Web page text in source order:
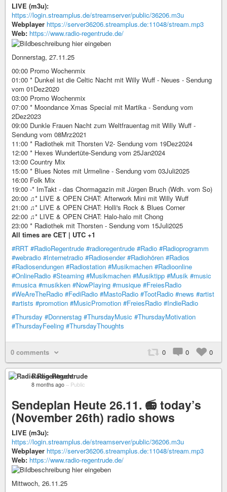
LIVE (m3u):
https://login.streamplus.de/streamserver/public/36206.m3u
Webplayer https://server36206.streamplus.de:11048/stream.mp3
Web: https://www.radio-regentrude.de/
Donnerstag, 27.11.25
00:00 Promo Wochenmix
01:00 * Dunkel ist die Celtic Nacht mit Willy Wuff - Neues - Sendung
vom 01Dez2020
03:00 Promo Wochenmix
07:00 * Moondance Xmas Special mit Martika - Sendung vom
2Dez2023
09:00 Dunkle Frauen Nacht zum Weltfrauentag mit Willy Wuff -
Sendung vom 08Mrz2021
11:00 * Radiothek mit Thorsten V2- Sendung vom 19Dez2024
12:00 * Hexes Wundertüte-Sendung vom 25Jan2024
13:00 Country Mix
15:00 * Blues Notes mit Urmeline - Sendung vom 03Juli2025
16:00 Folk Mix
19:00 -* ImTakt - das Chormagazin mit Jürgen Bruch (Wdh. vom So)
20:00 ♫* LIVE & OPEN CHAT: Afterwork Mini mit Willy Wuff
21:00 ♫* LIVE & OPEN CHAT: Holli's Rock & Blues Corner
22:00 ♫* LIVE & OPEN CHAT: Halo-halo mit Chong
23:00 * Radiothek mit Thorsten - Sendung vom 15Juli2025
All times are CET | UTC +1
#RRT #RadioRegentrude #radioregentrude #Radio #Radioprogramm
#webradio #Internetradio #Radiosender #Radiohören #Radios
#Radiosendungen #Radiostation #Musikmachen #Radioonline
#OnlineRadio #Steaming #Musikmachen #Musiktipp #Musik #music
#musica #musikken #NowPlaying #musique #FreiesRadio
#WeAreTheRadio #FediRadio #MastoRadio #TootRadio #news #artist
#artists #promotion #MusicPromotion #FreiesRadio #IndieRadio
#Thursday #Donnerstag #ThursdayMusic #ThursdayMotivation
#ThursdayFeeling #ThursdayThoughts
0 comments 0 0 0
Radio Regentrude
8 months ago – Public
Sendeplan Heute 26.11. 📻 today’s
(November 26th) radio shows
LIVE (m3u):
https://login.streamplus.de/streamserver/public/36206.m3u
Webplayer https://server36206.streamplus.de:11048/stream.mp3
Web: https://www.radio-regentrude.de/
Mittwoch, 26.11.25